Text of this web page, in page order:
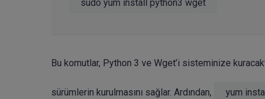
Bu komutlar, Python 3 ve Wget’i sisteminize
sürümlerin kurulmasını sağlar. Ardından, yum install